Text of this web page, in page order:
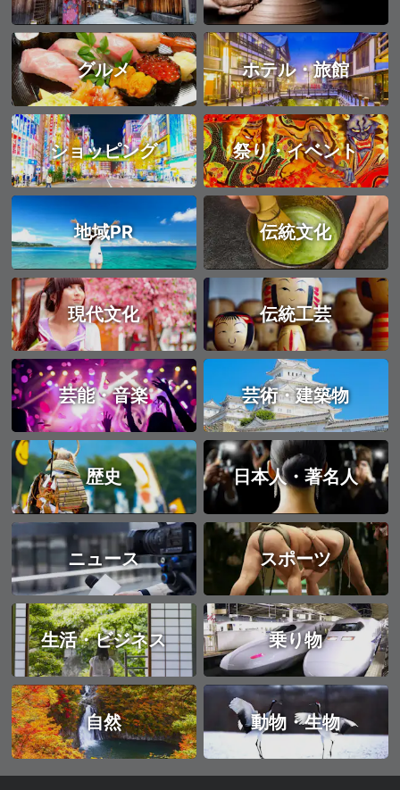
グルメ ホテル・旅館
ショッピング 祭り・イベント
地域PR 伝統文化
現代文化 伝統工芸
芸能・音楽 芸術・建築物
歴史 日本人・著名人
ニュース スポーツ
生活・ビジネス 乗り物
自然 動物・生物